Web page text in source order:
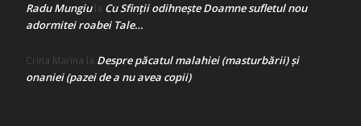
Radu Mungiula Cu Sfinții odihnește Doamne sufletul nou
adormitei roabei Tale…
Crina Marina la Despre păcatul malahiei (masturbării) şi
onaniei (pazei de a nu avea copii)